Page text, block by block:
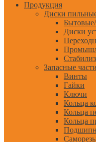
Продукция
Диски
Диски
Запасные части
Винты
Гайки
Ключи
Кольца
Кольца
Кольца